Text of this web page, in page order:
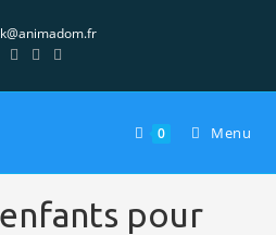
0 Menu
pour